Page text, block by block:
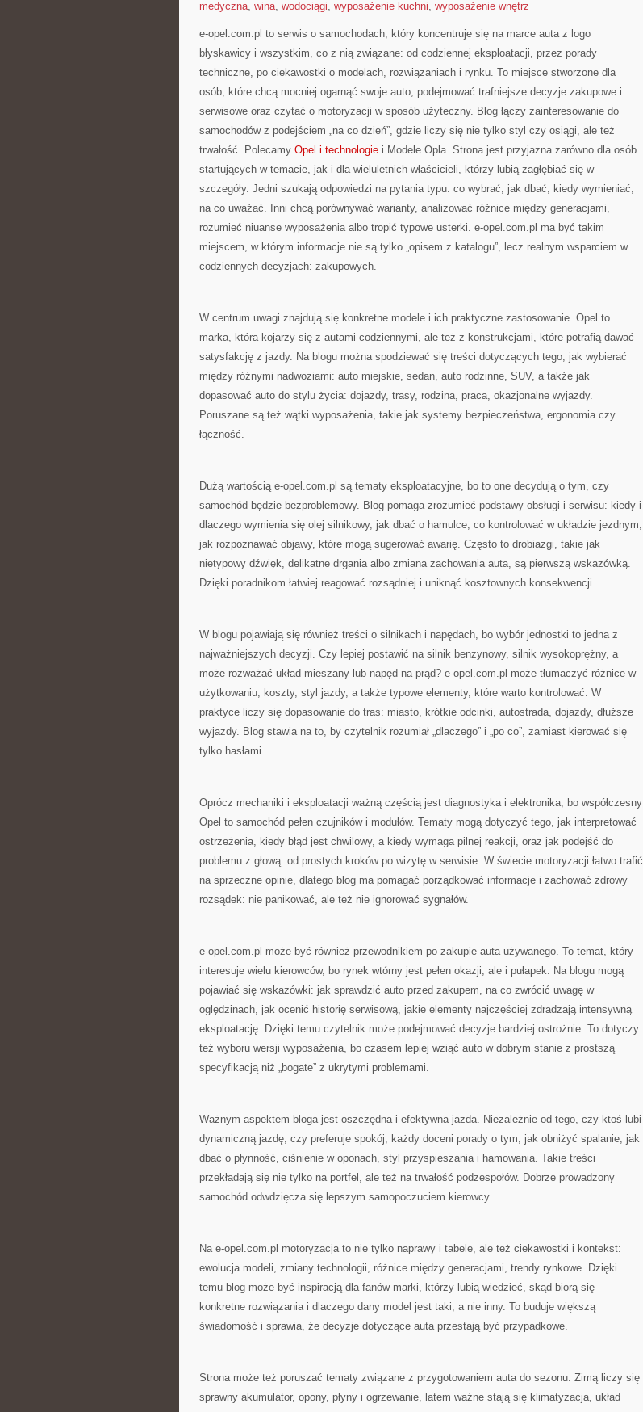
medyczna, wina, wodociągi, wyposażenie kuchni, wyposażenie wnętrz
e-opel.com.pl to serwis o samochodach, który koncentruje się na marce auta z logo
błyskawicy i wszystkim, co z nią związane: od codziennej eksploatacji, przez porady
techniczne, po ciekawostki o modelach, rozwiązaniach i rynku. To miejsce stworzone dla
osób, które chcą mocniej ogarnąć swoje auto, podejmować trafniejsze decyzje zakupowe i
serwisowe oraz czytać o motoryzacji w sposób użyteczny. Blog łączy zainteresowanie do
samochodów z podejściem „na co dzień”, gdzie liczy się nie tylko styl czy osiągi, ale też
trwałość. Polecamy Opel i technologie i Modele Opla. Strona jest przyjazna zarówno dla osób
startujących w temacie, jak i dla wieluletnich właścicieli, którzy lubią zagłębiać się w
szczegóły. Jedni szukają odpowiedzi na pytania typu: co wybrać, jak dbać, kiedy wymieniać,
na co uważać. Inni chcą porównywać warianty, analizować różnice między generacjami,
rozumieć niuanse wyposażenia albo tropić typowe usterki. e-opel.com.pl ma być takim
miejscem, w którym informacje nie są tylko „opisem z katalogu”, lecz realnym wsparciem w
codziennych decyzjach: zakupowych.
W centrum uwagi znajdują się konkretne modele i ich praktyczne zastosowanie. Opel to
marka, która kojarzy się z autami codziennymi, ale też z konstrukcjami, które potrafią dawać
satysfakcję z jazdy. Na blogu można spodziewać się treści dotyczących tego, jak wybierać
między różnymi nadwoziami: auto miejskie, sedan, auto rodzinne, SUV, a także jak
dopasować auto do stylu życia: dojazdy, trasy, rodzina, praca, okazjonalne wyjazdy.
Poruszane są też wątki wyposażenia, takie jak systemy bezpieczeństwa, ergonomia czy
łączność.
Dużą wartością e-opel.com.pl są tematy eksploatacyjne, bo to one decydują o tym, czy
samochód będzie bezproblemowy. Blog pomaga zrozumieć podstawy obsługi i serwisu: kiedy i
dlaczego wymienia się olej silnikowy, jak dbać o hamulce, co kontrolować w układzie jezdnym,
jak rozpoznawać objawy, które mogą sugerować awarię. Często to drobiazgi, takie jak
nietypowy dźwięk, delikatne drgania albo zmiana zachowania auta, są pierwszą wskazówką.
Dzięki poradnikom łatwiej reagować rozsądniej i uniknąć kosztownych konsekwencji.
W blogu pojawiają się również treści o silnikach i napędach, bo wybór jednostki to jedna z
najważniejszych decyzji. Czy lepiej postawić na silnik benzynowy, silnik wysokoprężny, a
może rozważać układ mieszany lub napęd na prąd? e-opel.com.pl może tłumaczyć różnice w
użytkowaniu, koszty, styl jazdy, a także typowe elementy, które warto kontrolować. W
praktyce liczy się dopasowanie do tras: miasto, krótkie odcinki, autostrada, dojazdy, dłuższe
wyjazdy. Blog stawia na to, by czytelnik rozumiał „dlaczego” i „po co”, zamiast kierować się
tylko hasłami.
Oprócz mechaniki i eksploatacji ważną częścią jest diagnostyka i elektronika, bo współczesny
Opel to samochód pełen czujników i modułów. Tematy mogą dotyczyć tego, jak interpretować
ostrzeżenia, kiedy błąd jest chwilowy, a kiedy wymaga pilnej reakcji, oraz jak podejść do
problemu z głową: od prostych kroków po wizytę w serwisie. W świecie motoryzacji łatwo trafić
na sprzeczne opinie, dlatego blog ma pomagać porządkować informacje i zachować zdrowy
rozsądek: nie panikować, ale też nie ignorować sygnałów.
e-opel.com.pl może być również przewodnikiem po zakupie auta używanego. To temat, który
interesuje wielu kierowców, bo rynek wtórny jest pełen okazji, ale i pułapek. Na blogu mogą
pojawiać się wskazówki: jak sprawdzić auto przed zakupem, na co zwrócić uwagę w
oględzinach, jak ocenić historię serwisową, jakie elementy najczęściej zdradzają intensywną
eksploatację. Dzięki temu czytelnik może podejmować decyzje bardziej ostrożnie. To dotyczy
też wyboru wersji wyposażenia, bo czasem lepiej wziąć auto w dobrym stanie z prostszą
specyfikacją niż „bogate” z ukrytymi problemami.
Ważnym aspektem bloga jest oszczędna i efektywna jazda. Niezależnie od tego, czy ktoś lubi
dynamiczną jazdę, czy preferuje spokój, każdy doceni porady o tym, jak obniżyć spalanie, jak
dbać o płynność, ciśnienie w oponach, styl przyspieszania i hamowania. Takie treści
przekładają się nie tylko na portfel, ale też na trwałość podzespołów. Dobrze prowadzony
samochód odwdzięcza się lepszym samopoczuciem kierowcy.
Na e-opel.com.pl motoryzacja to nie tylko naprawy i tabele, ale też ciekawostki i kontekst:
ewolucja modeli, zmiany technologii, różnice między generacjami, trendy rynkowe. Dzięki
temu blog może być inspiracją dla fanów marki, którzy lubią wiedzieć, skąd biorą się
konkretne rozwiązania i dlaczego dany model jest taki, a nie inny. To buduje większą
świadomość i sprawia, że decyzje dotyczące auta przestają być przypadkowe.
Strona może też poruszać tematy związane z przygotowaniem auta do sezonu. Zimą liczy się
sprawny akumulator, opony, płyny i ogrzewanie, latem ważne stają się klimatyzacja, układ